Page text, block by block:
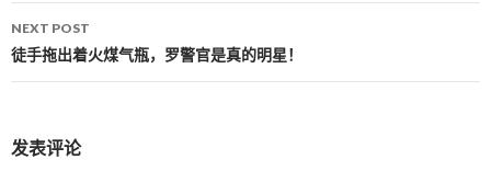
NEXT POST
徒手拖出着火煤气瓶，罗警官是真的明星！
发表评论